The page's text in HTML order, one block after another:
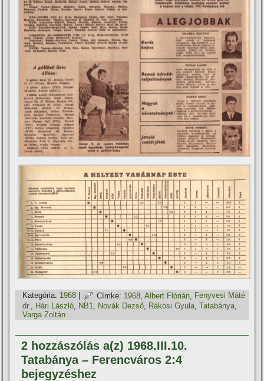
Kategória: 1968 | Címke: 1968 ,Albert Flórián
Fenyvesi Máté
dr.
Hári László NB1 Novák Dezső Rákosi Gyula ,Tatabánya
Varga Zoltán
2 hozzászólás a(z) 1968.III.10.
Tatabánya – Ferencváros 2:4
bejegyzéshez